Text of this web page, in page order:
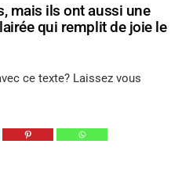
mais ils ont aussi une
qui remplit de joie le
ce texte? Laissez vous